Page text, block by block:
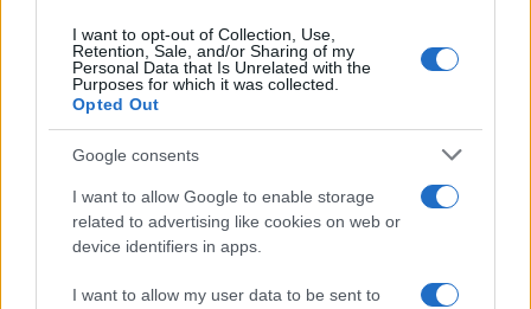
I want to opt-out of Collection, Use,
Retention, Sale, and/or Sharing of my
Personal Data that Is Unrelated with the
Purposes for which it was collected.
Opted Out
Google consents
I want to allow Google to enable storage
related to advertising like cookies on web or
device identifiers in apps.
I want to allow my user data to be sent to
i tuoi video e le tue foto
Su WhatsApp al numero +39
345 356 7512
Notizie in tempo reale?
Entra nel canale telegram di